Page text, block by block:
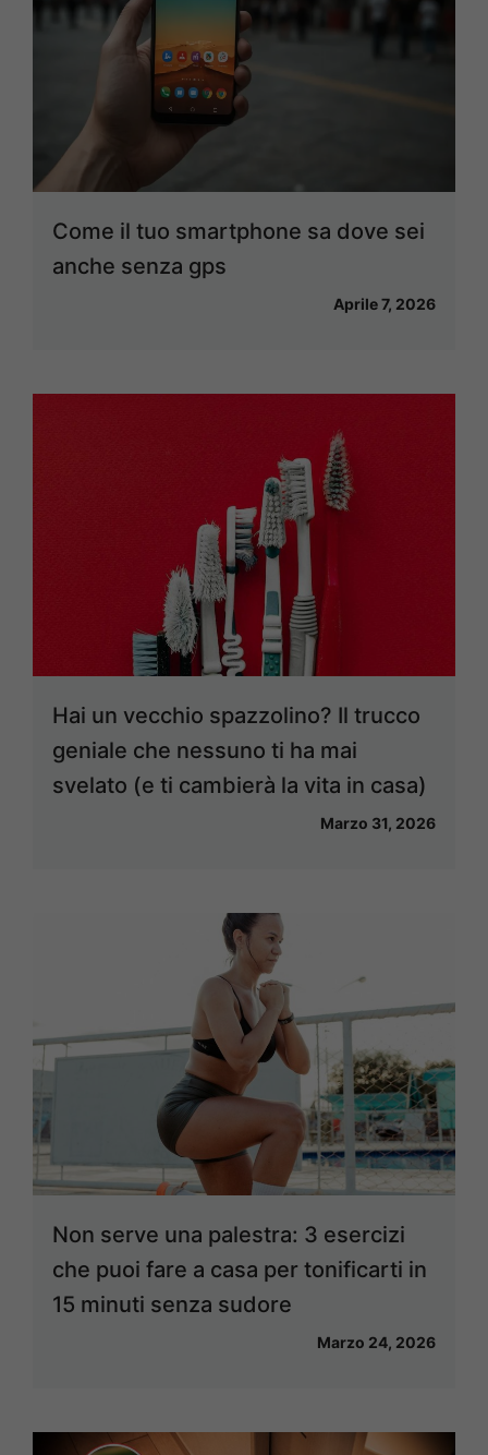
Come il tuo smartphone sa dove sei
anche senza gps
Aprile 7, 2026
Hai un vecchio spazzolino? Il trucco
geniale che nessuno ti ha mai
svelato (e ti cambierà la vita in casa)
Marzo 31, 2026
Non serve una palestra: 3 esercizi
che puoi fare a casa per tonificarti in
15 minuti senza sudore
Marzo 24, 2026